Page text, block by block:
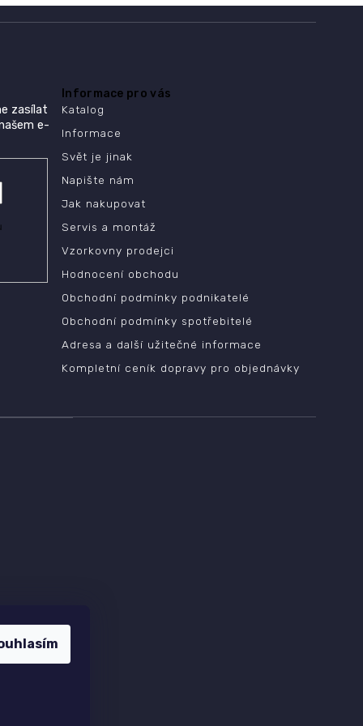
zasílat
e-
Informace pro vás
Katalog
Informace
Svět je jinak
Napište nám
Jak nakupovat
Servis a montáž
Vzorkovny prodejci
Hodnocení obchodu
Obchodní podmínky podnikatelé
Obchodní podmínky spotřebitelé
Adresa a další užitečné informace
Kompletní ceník dopravy pro objednávky